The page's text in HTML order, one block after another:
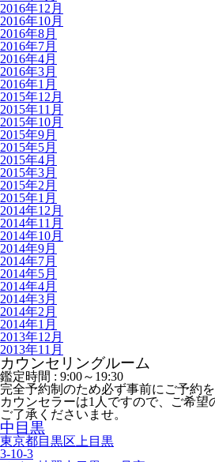
2016年12月
2016年10月
2016年8月
2016年7月
2016年4月
2016年3月
2016年1月
2015年12月
2015年11月
2015年10月
2015年9月
2015年5月
2015年4月
2015年3月
2015年2月
2015年1月
2014年12月
2014年11月
2014年10月
2014年9月
2014年7月
2014年5月
2014年4月
2014年3月
2014年2月
2014年1月
2013年12月
2013年11月
カウンセリングルーム
鑑定時間 : 9:00～19:30
完全予約制のため必ず事前にご予約を
カウンセラーは1人ですので、ご希望
ご了承くださいませ。
中目黒
東京都目黒区上目黒
3-10-3